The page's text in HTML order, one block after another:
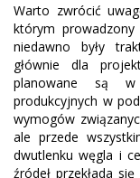
Warto zwrócić
którym
niedawno były
głównie dla
planowane są w
produkcyjnych w
wymogów
ale przede
dwutlenku węgla i
źródeł przekłada